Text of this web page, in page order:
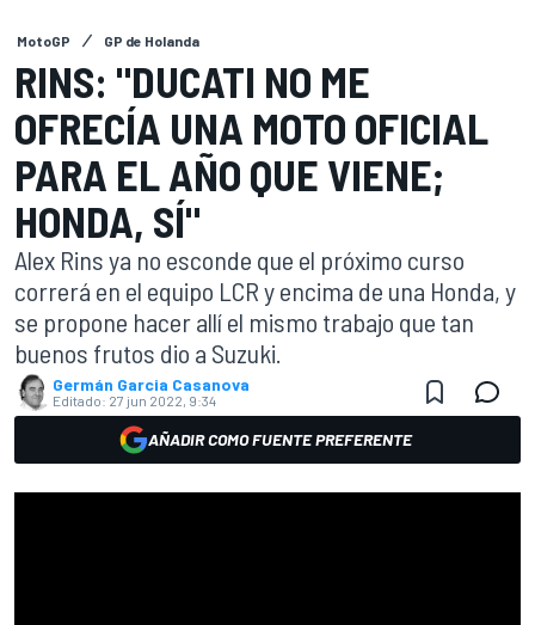
MotoGP GP de Holanda
RINS: "DUCATI NO ME
OFRECÍA UNA MOTO OFICIAL
PARA EL AÑO QUE VIENE;
HONDA, SÍ"
Alex Rins ya no esconde que el próximo curso
correrá en el equipo LCR y encima de una Honda, y
se propone hacer allí el mismo trabajo que tan
buenos frutos dio a Suzuki.
Germán Garcia Casanova
Editado: 27 jun 2022, 9:34
AÑADIR COMO FUENTE PREFERENTE